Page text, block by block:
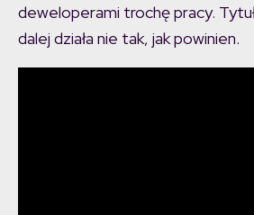
deweloperami trochę pracy.
dalej działa nie tak, jak powinien.